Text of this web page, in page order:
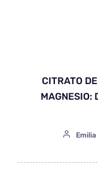
CITRATO
MAGNESIO: